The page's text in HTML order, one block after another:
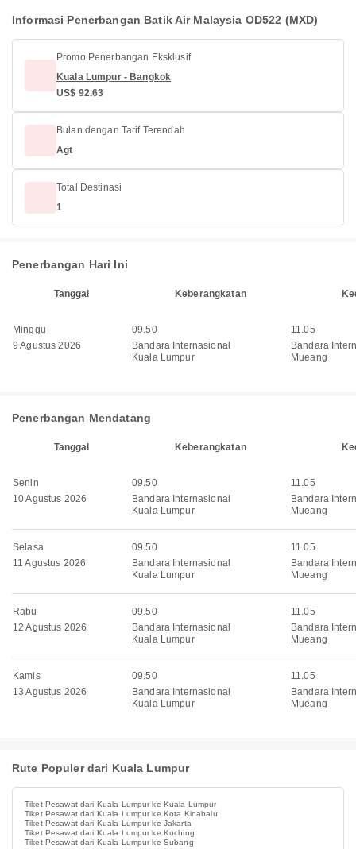
Informasi Penerbangan Batik Air Malaysia OD522 (MXD)
Promo Penerbangan Eksklusif
Kuala Lumpur - Bangkok
US$ 92.63
Bulan dengan Tarif Terendah
Agt
Total Destinasi
1
Penerbangan Hari Ini
Tanggal Keberangkatan
Minggu
9 Agustus 2026
09.50
Bandara Internasional
Kuala Lumpur
11.05
Bandara
Mueang
Penerbangan Mendatang
Tanggal Keberangkatan
Senin
10 Agustus 2026
09.50
Bandara Internasional
Kuala Lumpur
11.05
Bandara
Mueang
Selasa
11 Agustus 2026
09.50
Bandara Internasional
Kuala Lumpur
11.05
Bandara
Mueang
Rabu
12 Agustus 2026
09.50
Bandara Internasional
Kuala Lumpur
11.05
Bandara
Mueang
Kamis
13 Agustus 2026
09.50
Bandara Internasional
Kuala Lumpur
11.05
Bandara
Mueang
Rute Populer dari Kuala Lumpur
Tiket Pesawat dari Kuala Lumpur ke Kuala Lumpur
Tiket Pesawat dari Kuala Lumpur ke Kota Kinabalu
Tiket Pesawat dari Kuala Lumpur ke Jakarta
Tiket Pesawat dari Kuala Lumpur ke Kuching
Tiket Pesawat dari Kuala Lumpur ke Subang